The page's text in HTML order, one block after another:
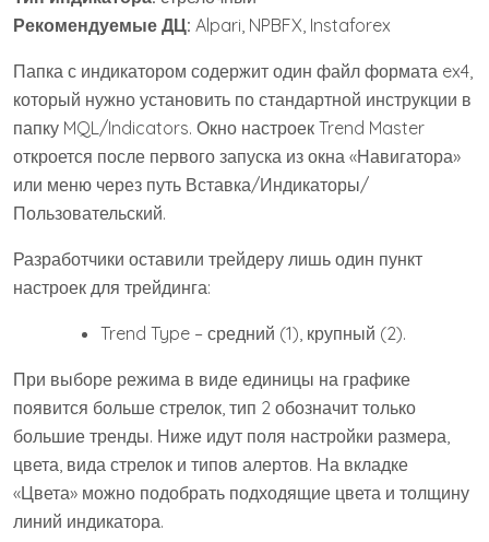
Рекомендуемые ДЦ: Alpari, NPBFX, Instaforex
Папка с индикатором содержит один файл формата ex4,
который нужно установить по стандартной инструкции в
папку MQL/Indicators. Окно настроек Trend Master
откроется после первого запуска из окна «Навигатора»
или меню через путь Вставка/Индикаторы/
Пользовательский.
Разработчики оставили трейдеру лишь один пункт
настроек для трейдинга:
Trend Type – средний (1), крупный (2).
При выборе режима в виде единицы на графике
появится больше стрелок, тип 2 обозначит только
большие тренды. Ниже идут поля настройки размера,
цвета, вида стрелок и типов алертов. На вкладке
«Цвета» можно подобрать подходящие цвета и толщину
линий индикатора.